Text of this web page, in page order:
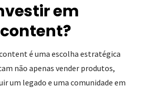
em
é uma escolha estratégica
não apenas vender produtos,
um legado e uma comunidade em